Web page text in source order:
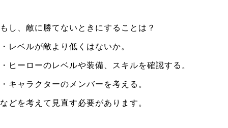
もし、敵に勝てないときにすることは？
・レベルが敵より低くはないか。
・ヒーローのレベルや装備、スキルを確認する。
・キャラクターのメンバーを考える。
などを考えて見直す必要があります。